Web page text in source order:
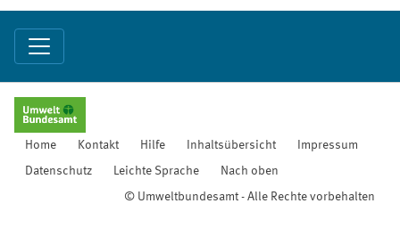
Home Kontakt Hilfe Inhaltsübersicht Impressum
Datenschutz Leichte Sprache Nach oben
© Umweltbundesamt - Alle Rechte vorbehalten